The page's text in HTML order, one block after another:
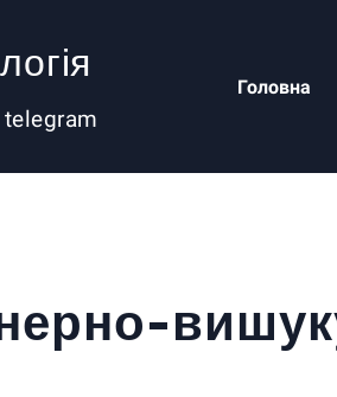
Головна